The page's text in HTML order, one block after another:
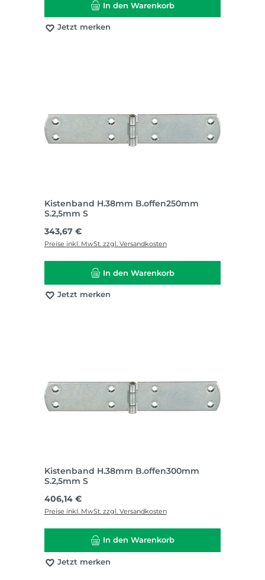
In den Warenkorb
Jetzt merken
Kistenband H.38mm B.offen250mm
S.2,5mm S
Regulärer Preis:
343,67 €
Preise inkl. MwSt. zzgl. Versandkosten
In den Warenkorb
Jetzt merken
Kistenband H.38mm B.offen300mm
S.2,5mm S
Regulärer Preis:
406,14 €
Preise inkl. MwSt. zzgl. Versandkosten
In den Warenkorb
Jetzt merken